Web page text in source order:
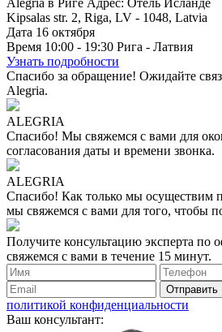
Kipsalas str. 2, Riga, LV - 1048, Latvia
Дата 16 октября
Время 10:00 - 19:30 Рига - Латвия
Узнать подробности
Спасибо за обращение! Ожидайте
Alegria.
ALEGRIA
Спасибо! Мы свяжемся с вами для
согласования даты и времени звонка.
ALEGRIA
Спасибо! Как только мы осуществим
мы свяжемся с вами для того, чтобы
Получите консультацию эксперта по
свяжемся с вами в течение 15 минут.
политикой конфиденциальности
Ваш консультант: